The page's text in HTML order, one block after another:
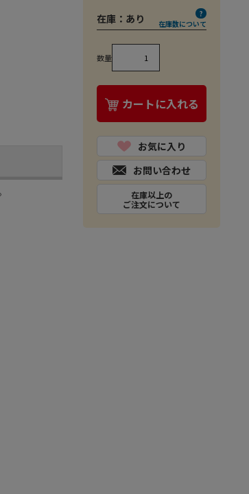
在庫： あり 在庫数について
数量
カートに入れる
お気に入り
お問い合わせ
在庫以上の
ご注文について